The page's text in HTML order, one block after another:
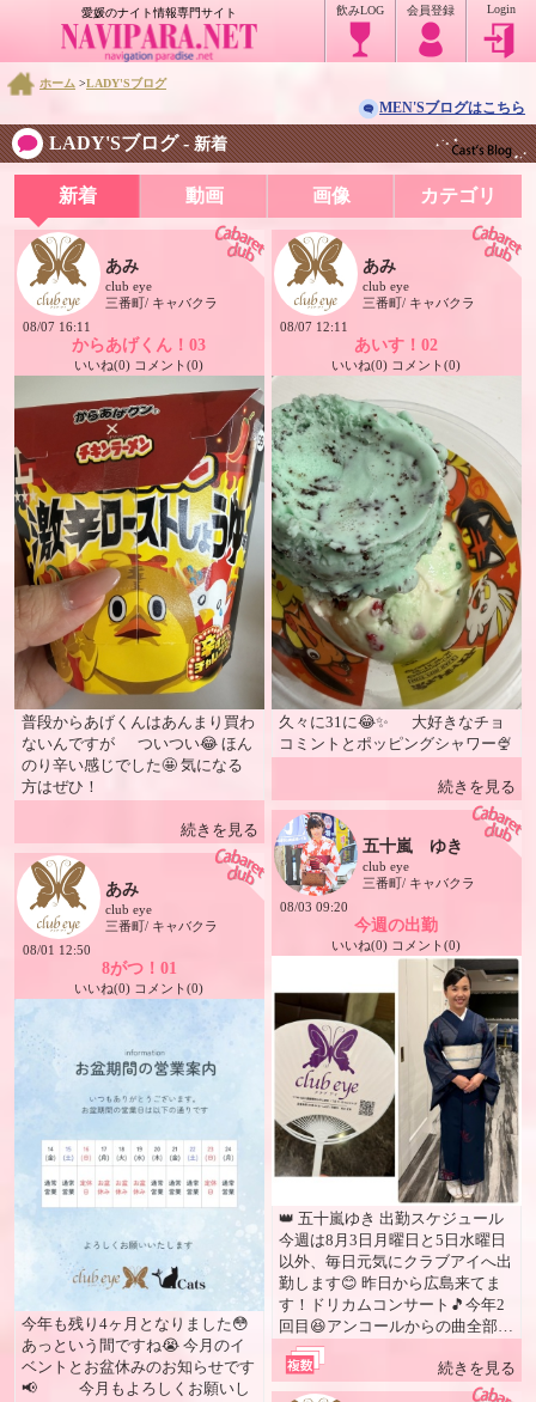
Login
会員登録
飲みLOG
愛媛のナイト情報専門サイト
ホーム >LADY'Sブログ
MEN'Sブログはこちら
LADY'Sブログ -新着
新着 動画 画像 カテゴリ
あみ
club eye
三番町/ キャバクラ
08/07 16:11
からあげくん！03
いいね(0) コメント(0)
普段からあげくんはあんまり買わ
ないんですが ついつい😂 ほん
のり辛い感じでした🤩 気になる
方はぜひ！
続きを見る
あみ
club eye
三番町/ キャバクラ
08/07 12:11
あいす！02
いいね(0) コメント(0)
久々に31に😂✨ 大好きなチョ
コミントとポッピングシャワー🍨
続きを見る
五十嵐 ゆき
club eye
三番町/ キャバクラ
08/03 09:20
今週の出勤
いいね(0) コメント(0)
👑 五十嵐ゆき 出勤スケジュール
今週は8月3日月曜日と5日水曜日
以外、毎日元気にクラブアイへ出
勤します😊 昨日から広島来てま
す！ドリカムコンサート🎵今年2
回目😆アンコールからの曲全部知
っててノリノリで一緒に歌いまく
って楽しかった〜🤭来年はワンダ
ーランドスタートするみたいなの
続きを見る
あみ
club eye
三番町/ キャバクラ
08/01 12:50
8がつ！01
いいね(0) コメント(0)
今年も残り4ヶ月となりました😳
あっという間ですね😭 今月のイ
ベントとお盆休みのお知らせです
📢 今月もよろしくお願いし